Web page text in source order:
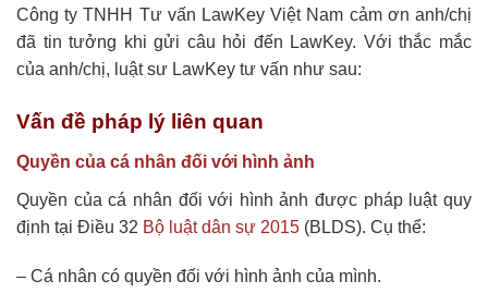
Công ty TNHH Tư vấn LawKey Việt Nam cảm ơn anh/chị
đã tin tưởng khi gửi câu hỏi đến LawKey. Với thắc mắc
của anh/chị, luật sư LawKey tư vấn như sau:
Vấn đề pháp lý liên quan
Quyền của cá nhân đối với hình ảnh
Quyền của cá nhân đối với hình ảnh được pháp luật quy
định tại Điều 32 Bộ luật dân sự 2015 (BLDS). Cụ thể:
– Cá nhân có quyền đối với hình ảnh của mình.